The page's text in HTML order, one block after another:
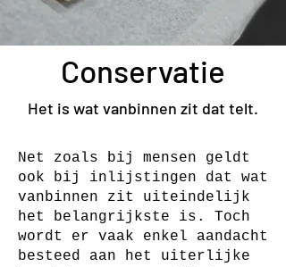
Conservatie
Het is wat vanbinnen zit dat telt.
Net zoals bij mensen geldt
ook bij inlijstingen dat wat
vanbinnen zit uiteindelijk
het belangrijkste is. Toch
wordt er vaak enkel aandacht
besteed aan het uiterlijke